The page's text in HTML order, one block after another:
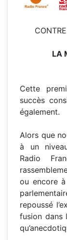
LA
Cette
succès
également.
Alors que
à un
Radio
ou encore
repoussé
fusion dans